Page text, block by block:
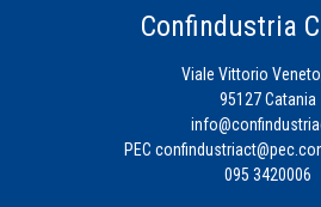
Confindustria
Viale Vittorio
95127 Catania
PEC
095 3420006